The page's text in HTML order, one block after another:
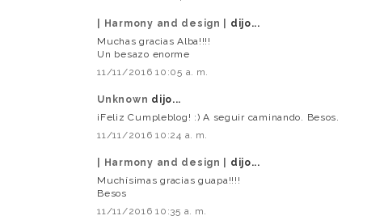
| Harmony and design | dijo...
Muchas gracias Alba!!!!
Un besazo enorme
11/11/2016 10:05 a. m.
Unknown dijo...
¡Feliz Cumpleblog! :) A seguir caminando. Besos.
11/11/2016 10:24 a. m.
| Harmony and design | dijo...
Muchísimas gracias guapa!!!!
Besos
11/11/2016 10:35 a. m.